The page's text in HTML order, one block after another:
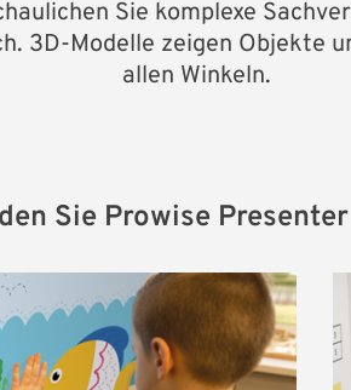
Sie komplexe
3D-Modelle zeigen Objekte
allen Winkeln.
Sie Prowise Presenter